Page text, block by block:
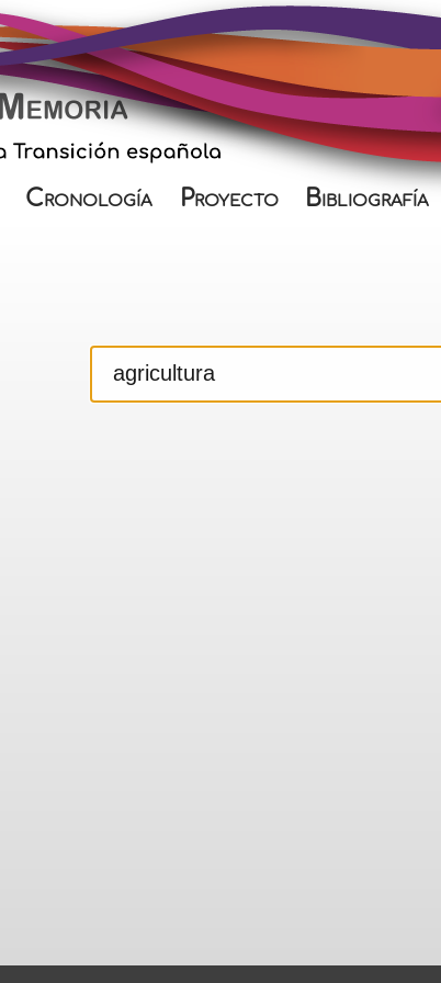
Cronología Proyecto Bibliografía